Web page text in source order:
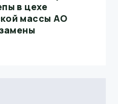
в цехе
массы АО